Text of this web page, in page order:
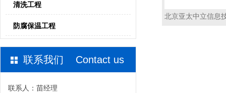
清洗工程
防腐保温工程
联系我们 Contact us
联系人：苗经理
北京亚太中立信息